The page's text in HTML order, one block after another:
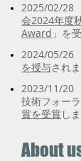
2025/02/28
会2024年度
Award 」を
2024/05/26
を授与され
2023/11/20
技術フォー
賞を受賞し
About